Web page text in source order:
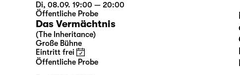
Di, 08.09. 19:00 — 20:00
Öffentliche Probe
Das Vermächtnis
(The Inheritance)
Große Bühne
Eintritt frei
Öffentliche Probe